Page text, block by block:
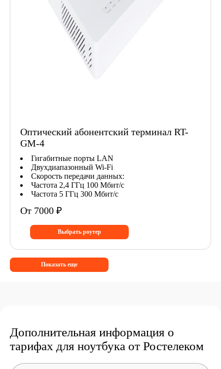
Оптический абонентский терминал RT-
GM-4
Гигабитные порты LAN
Двухдиапазонный Wi-Fi
Скорость передачи данных:
Частота 2,4 ГГц 100 Мбит/с
Частота 5 ГГц 300 Мбит/с
От 7000 ₽
Выбрать роутер
Показать еще
Дополнительная информация о
тарифах для ноутбука от Ростелеком